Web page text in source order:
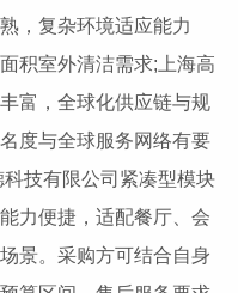
，复杂环境适应能力
积室外清洁需求;上海高
富，全球化供应链与规
度与全球服务网络有要
技有限公司紧凑型模块
力便捷，适配餐厅、会
景。采购方可结合自身